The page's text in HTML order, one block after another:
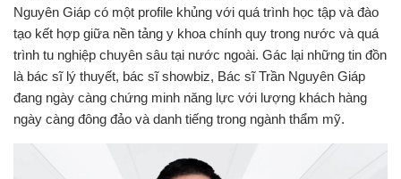
Nguyên Giáp có một profile khủng với quá trình học tập và đào
tạo kết hợp giữa nền tảng y khoa chính quy trong nước và quá
trình tu nghiệp chuyên sâu tại nước ngoài. Gác lại những tin đồn
là bác sĩ lý thuyết, bác sĩ showbiz, Bác sĩ Trần Nguyên Giáp
đang ngày càng chứng minh năng lực với lượng khách hàng
ngày càng đông đảo và danh tiếng trong ngành thẩm mỹ.